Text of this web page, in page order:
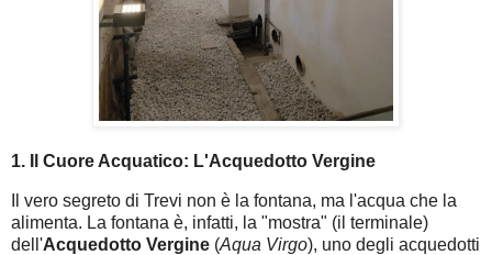
1. Il Cuore Acquatico: L'Acquedotto Vergine
Il vero segreto di Trevi non è la fontana, ma l'acqua che la
alimenta. La fontana è, infatti, la "mostra" (il terminale)
dell'Acquedotto Vergine (Aqua Virgo), uno degli acquedotti